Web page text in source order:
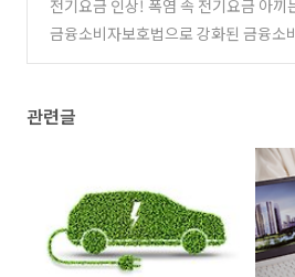
(0)
전기요금 인상! 폭염 속 전기요금 아끼
금융소비자보호법으로 강화된 금융소
관련글